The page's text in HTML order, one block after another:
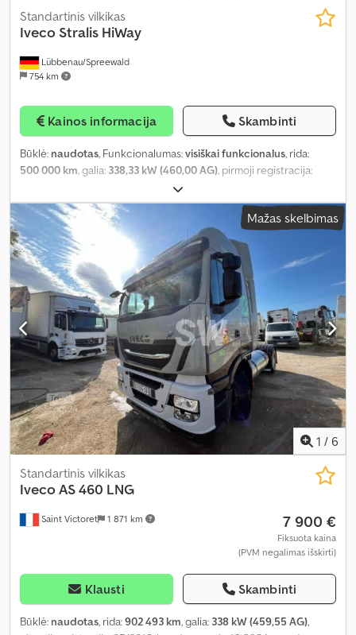
Lübbenau/Spreewald
754 km
Standartinis vilkikas
Iveco Stralis HiWay
Kainos informacija Skambinti
Būklė: naudotas, Funkcionalumas:visiškai funkcionalus, rida:
500 000 km, galia: 338,33 kW (460,00 AG), pirmoji registracija:
, tuščias svoris:
7 972 kg, padangos dydis:315/70 R22,5, ašių konfigūracija:4x2,
spalva:mėlyna , vairuotojo kabina: miegamoji kabina, pavaros
tipas: automatinis , pakaba: plienas-oras , Gamybos metai:
Įranga:ABS, automobilio registracija, autonominis šildytuvas,
borto kompiuteris, centrinis užraktas, diferencialo užraktas,
kruizo kontrolė, navigacijos sistema, oro pagalvė, spoileris,
stovėjimo kondicionierius, trauki kontrolė, šaldytuvas, žemas
triukšmo lygis,
Mažas skelbimas
1 / 6
Saint Victoret 1 871 km
Standartinis vilkikas
IvecoAS 460 LNG
7 900 €
Fiksuota kaina
(PVM negalimas išskirti)
Klausti Skambinti
Būklė: naudotas, rida:902 493 km, galia: 338 kW (459,55 AG),